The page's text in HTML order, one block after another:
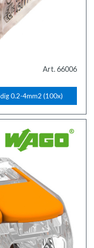
Art. 66006
0.2-4mm2 (100x)